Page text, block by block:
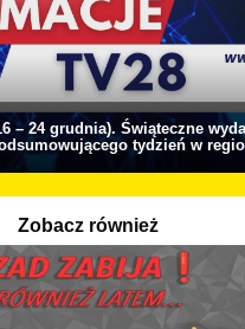
– 24 grudnia). Świąteczne
tydzień w
Zobacz również